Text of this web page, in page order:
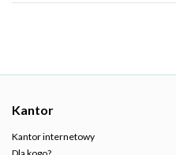
Kantor
Kantor internetowy